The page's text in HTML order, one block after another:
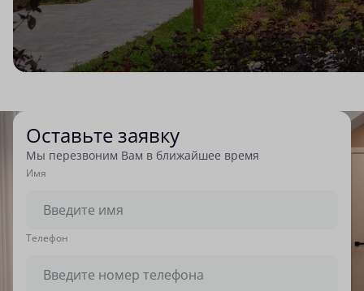
Оставьте заявку
Мы перезвоним Вам в ближайшее время
Имя
Tелефон